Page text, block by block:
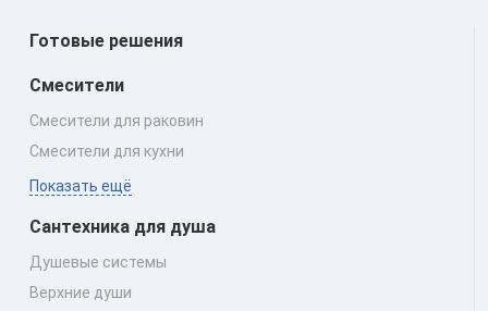
Готовые решения
Смесители
Смесители для раковин
Смесители для кухни
Показать ещё
Сантехника для душа
Душевые системы
Верхние души